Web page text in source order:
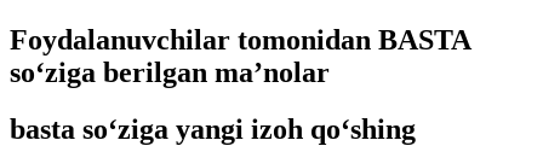
Foydalanuvchilar tomonidan BASTA
so‘ziga berilgan ma’nolar
basta so‘ziga yangi izoh qo‘shing